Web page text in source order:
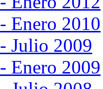
Enero 2010
Julio 2009
Enero 2009